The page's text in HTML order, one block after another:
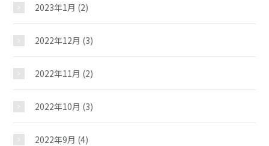
2023年1月 (2)
2022年12月 (3)
2022年11月 (2)
2022年10月 (3)
2022年9月 (4)